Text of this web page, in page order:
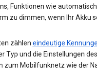
Funktionen wie
zu dimmen, wenn Ihr Akku
zählen eindeutige
Typ und die Einstellungen
zum Mobilfunknetz wie der